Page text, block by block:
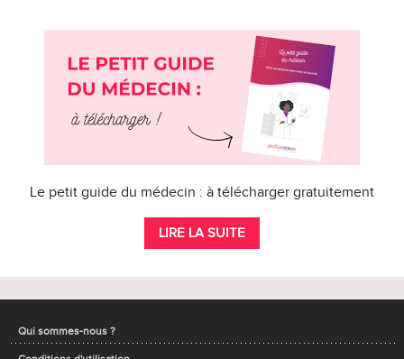
Le petit guide du médecin : à télécharger gratuitement
LIRE LA SUITE
Qui sommes-nous ?